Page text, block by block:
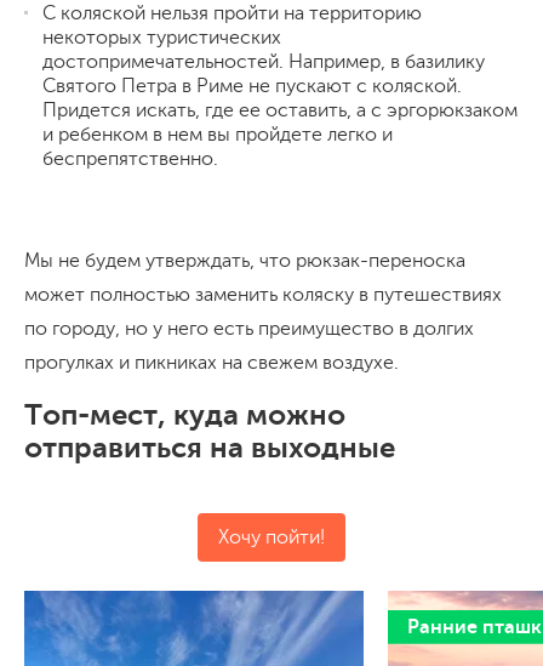
С коляской нельзя пройти на территорию
некоторых туристических
достопримечательностей. Например, в базилику
Святого Петра в Риме не пускают с коляской.
Придется искать, где ее оставить, а с эргорюкзаком
и ребенком в нем вы пройдете легко и
беспрепятственно.
Мы не будем утверждать, что рюкзак-переноска
может полностью заменить коляску в путешествиях
по городу, но у него есть преимущество в долгих
прогулках и пикниках на свежем воздухе.
Топ-мест, куда можно
отправиться на выходные
Хочу пойти!
Ранние